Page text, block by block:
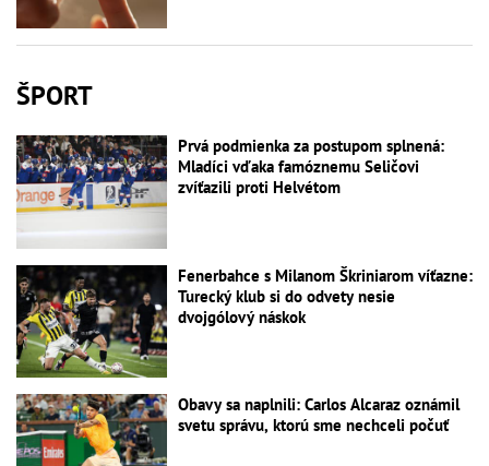
ŠPORT
Prvá podmienka za postupom splnená:
Mladíci vďaka famóznemu Seličovi
zvíťazili proti Helvétom
Fenerbahce s Milanom Škriniarom víťazne:
Turecký klub si do odvety nesie
dvojgólový náskok
Obavy sa naplnili: Carlos Alcaraz oznámil
svetu správu, ktorú sme nechceli počuť